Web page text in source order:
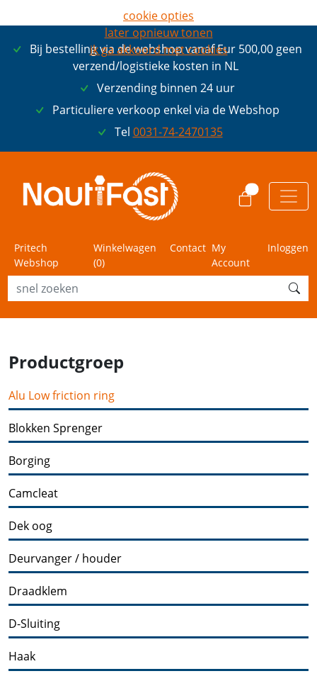
Bij bestelling via de webshop vanaf Eur 500,00 geen
verzend/logistieke kosten in NL
Verzending binnen 24 uur
Particuliere verkoop enkel via de Webshop
Tel 0031-74-2470135
Pritech
Webshop
Winkelwagen
(0)
Contact My
Account
Inloggen
Productgroep
Alu Low friction ring
Blokken Sprenger
Borging
Camcleat
Dek oog
Deurvanger / houder
Draadklem
D-Sluiting
Haak
cookie opties
later opnieuw tonen
ik ga akkoord met cookies